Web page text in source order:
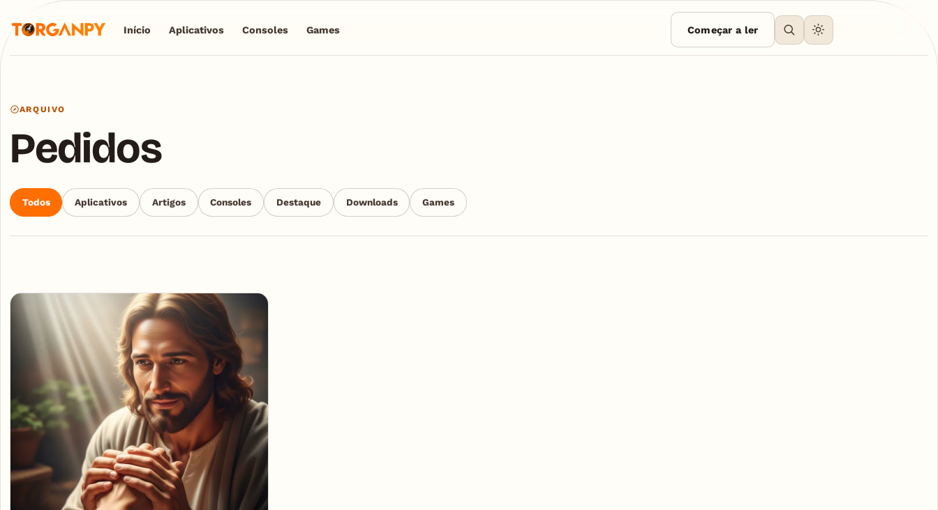
Início Aplicativos Consoles Games Começar a ler
ARQUIVO
Pedidos
Todos Aplicativos Artigos Consoles Destaque Downloads Games
Articles